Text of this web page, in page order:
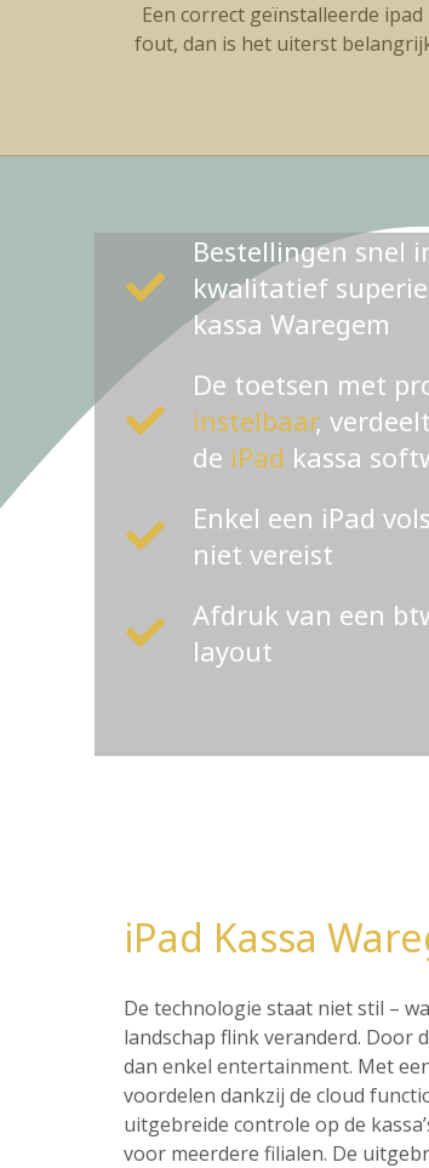
Een correct geïnstalleerde
fout, dan is het uiterst
Bestellingen snel
kwalitatief
kassa Waregem
De toetsen met
instelbaar,
de iPad kassa
Enkel een iPad
niet vereist
Afdruk van een
layout
iPad Kassa
De technologie staat niet stil –
landschap flink veranderd. Door
dan enkel entertainment. Met
voordelen dankzij de cloud
uitgebreide controle op de
voor meerdere filialen. De